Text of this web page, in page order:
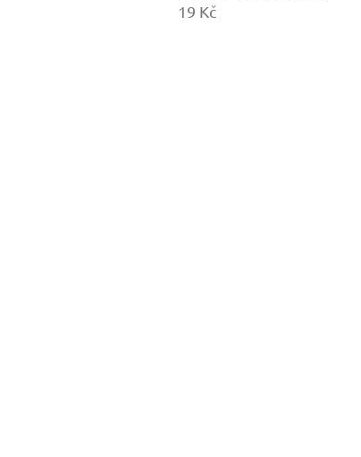
19 Kč